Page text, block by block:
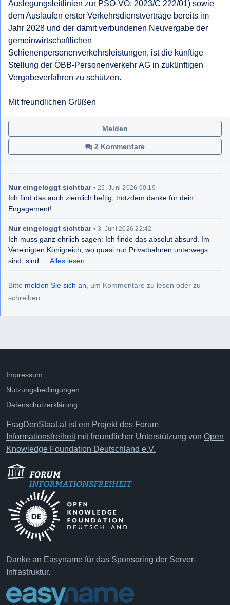
Auslegungsleitlinien zur PSO-VO, 2023/C 222/01) sowie
dem Auslaufen erster Verkehrsdienstverträge bereits im
Jahr 2028 und der damit verbundenen Neuvergabe der
gemeinwirtschaftlichen
Schienenpersonenverkehrsleistungen, ist die künftige
Stellung der ÖBB-Personenverkehr AG in zukünftigen
Vergabeverfahren zu schützen.
Mit freundlichen Grüßen
2 Kommentare
Melden
Nur eingeloggt sichtbar • 25. Juni 2026 00:19
Ich find das auch ziemlich heftig, trotzdem danke für dein
Engagement!
Nur eingeloggt sichtbar • 3. Juni 2026 22:42
Ich muss ganz ehrlich sagen: Ich finde das absolut absurd. Im
Vereinigten Königreich, wo quasi nur Privatbahnen unterwegs
sind, sind … Alles lesen
Bitte melden Sie sich an , um Kommentare zu lesen oder zu
schreiben.
Impressum
Nutzungsbedingungen
Datenschutzerklärung
FragDenStaat.at ist ein Projekt des Forum
Informationsfreiheitmit freundlicher Unterstützung von Open
Knowledge Foundation Deutschland e.V.
Danke an Easyname für das Sponsoring der Server-
Infrastruktur.